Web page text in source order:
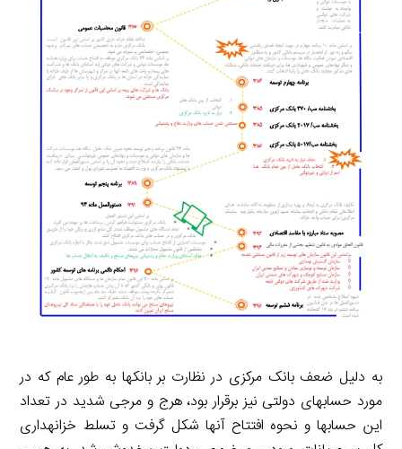
به دلیل ضعف بانک مرکزی در نظارت بر بانک­ها به طور عام که در
مورد حساب­های دولتی نیز برقرار بود، هرج­ و مرجی شدید در تعداد
این حساب­ها و نحوه افتتاح آنها شکل گرفت و تسلط خزانه­داری